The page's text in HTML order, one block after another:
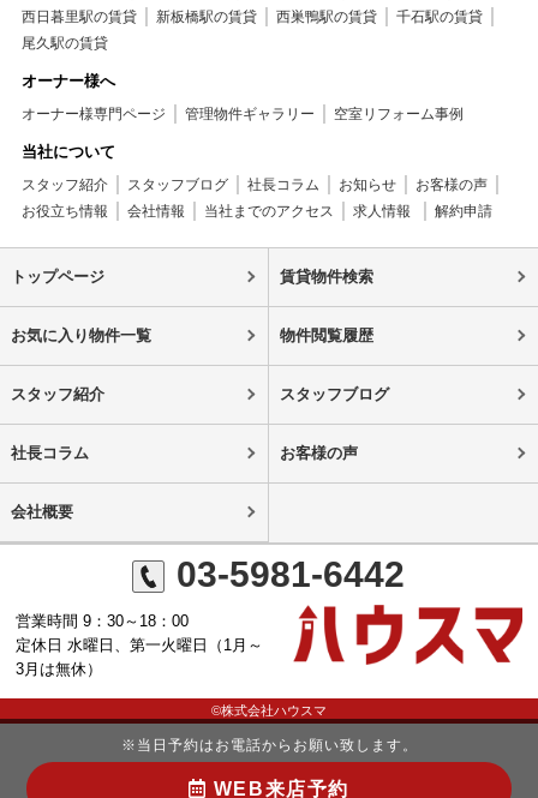
西日暮里駅の賃貸
新板橋駅の賃貸 西巣鴨駅の賃貸
千石駅の賃貸
尾久駅の賃貸
オーナー様へ
オーナー様専門ページ 管理物件ギャラリー 空室リフォーム事例
当社について
スタッフ紹介 スタッフブログ 社長コラム お知らせ
お客様の声
お役立ち情報
会社情報 当社までのアクセス 求人情報 解約申請
トップページ 賃貸物件検索
お気に入り物件一覧 物件閲覧履歴
スタッフ紹介 スタッフブログ
社長コラム お客様の声
会社概要
03-5981-6442
営業時間 9：30～18：00
定休日 水曜日、第一火曜日（1月～
3月は無休）
©株式会社ハウスマ
※当日予約はお電話からお願い致します。
WEB来店予約